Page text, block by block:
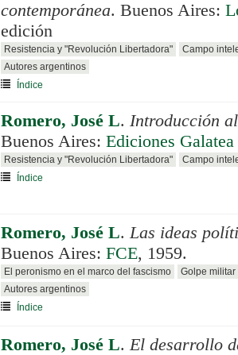
contemporánea. Buenos Aires:
edición
Resistencia y "Revolución Libertadora"
Campo
Autores argentinos
Índice
Romero, José L. Introducción
Buenos Aires: Ediciones
Resistencia y "Revolución Libertadora"
Campo
Índice
Romero, José L.Las ideas
Buenos Aires: FCE, 1959.
El peronismo en el marco del fascismo
Golpe
Autores argentinos
Índice
Romero, José L.El desarrollo